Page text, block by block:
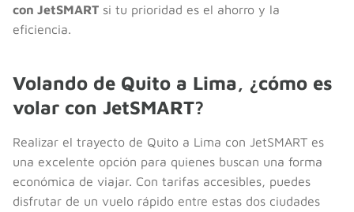
con JetSMART si tu prioridad es el ahorro y la
eficiencia.
Volando de Quito a Lima, ¿cómo es
volar con JetSMART?
Realizar el trayecto de Quito a Lima con JetSMART es
una excelente opción para quienes buscan una forma
económica de viajar. Con tarifas accesibles, puedes
disfrutar de un vuelo rápido entre estas dos ciudades